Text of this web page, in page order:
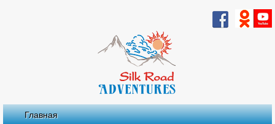
Главная